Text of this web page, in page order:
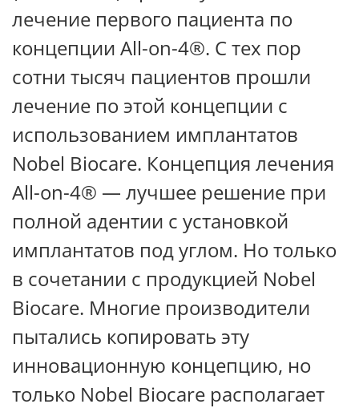
лечение первого пациента по
концепции All-on-4®. С тех пор
сотни тысяч пациентов прошли
лечение по этой концепции с
использованием имплантатов
Nobel Biocare. Концепция лечения
All-on-4® — лучшее решение при
полной адентии с установкой
имплантатов под углом. Но только
в сочетании с продукцией Nobel
Biocare. Многие производители
пытались копировать эту
инновационную концепцию, но
только Nobel Biocare располагает